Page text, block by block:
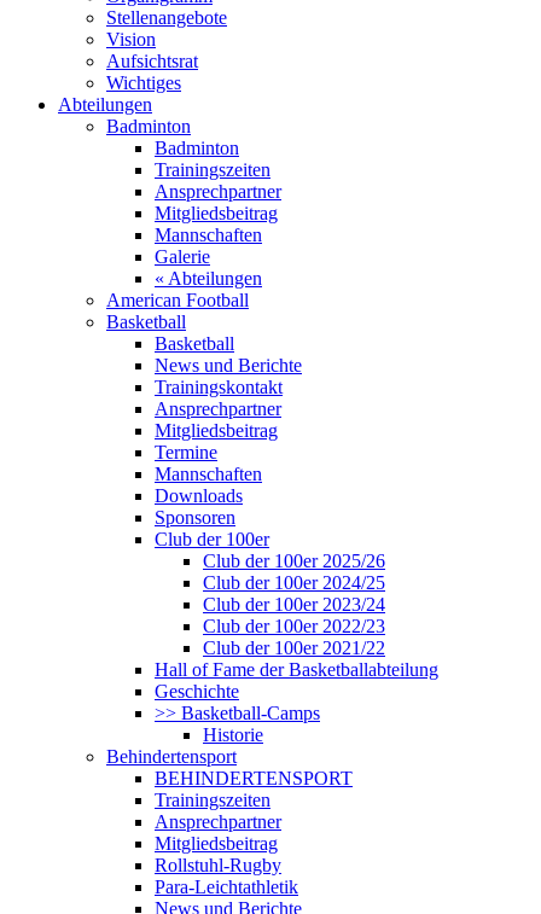
Stellenangebote
Vision
Aufsichtsrat
Wichtiges
Abteilungen
Badminton
Badminton
Trainingszeiten
Ansprechpartner
Mitgliedsbeitrag
Mannschaften
Galerie
« Abteilungen
American Football
Basketball
Basketball
News und Berichte
Trainingskontakt
Ansprechpartner
Mitgliedsbeitrag
Termine
Mannschaften
Downloads
Sponsoren
Club der 100er
Club der 100er 2025/26
Club der 100er 2024/25
Club der 100er 2023/24
Club der 100er 2022/23
Club der 100er 2021/22
Hall of Fame der Basketballabteilung
Geschichte
>> Basketball-Camps
Historie
Behindertensport
BEHINDERTENSPORT
Trainingszeiten
Ansprechpartner
Mitgliedsbeitrag
Rollstuhl-Rugby
Para-Leichtathletik
News und Berichte